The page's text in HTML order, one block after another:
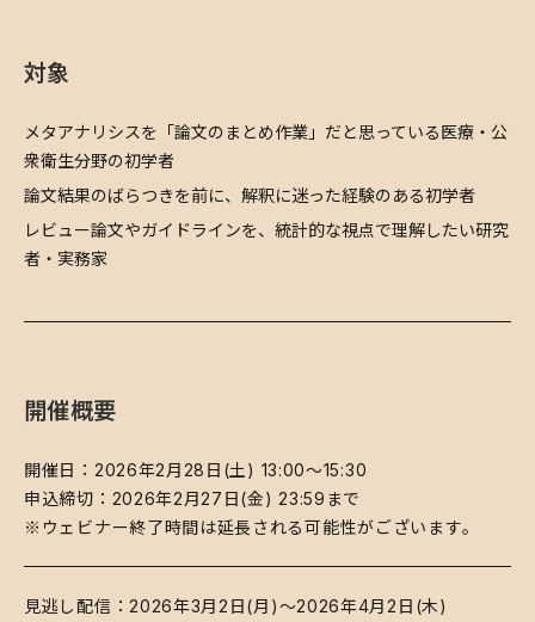
対象
​メタアナリシスを「論文のまとめ作業」だと思っている医療・公
衆衛生分野の初学者
​論文結果のばらつきを前に、解釈に迷った経験のある初学者
​レビュー論文やガイドラインを、統計的な視点で理解したい研究
者・実務家
開催概要
開催日：2026年2月28日(土) 13:00～15:30
申込締切：2026年2月27日(金) 23:59まで
※ウェビナー終了時間は延長される可能性がございます。
​見逃し配信：2026年3月2日(月)～2026年4月2日(木)